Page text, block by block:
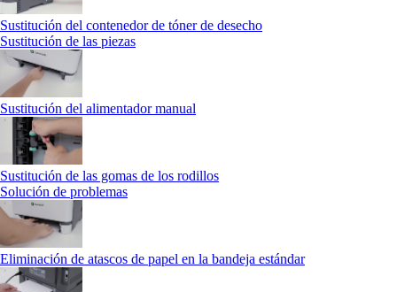
Sustitución del contenedor de tóner de desecho
Sustitución de las piezas
Sustitución del alimentador manual
Sustitución de las gomas de los rodillos
Solución de problemas
Eliminación de atascos de papel en la bandeja estándar